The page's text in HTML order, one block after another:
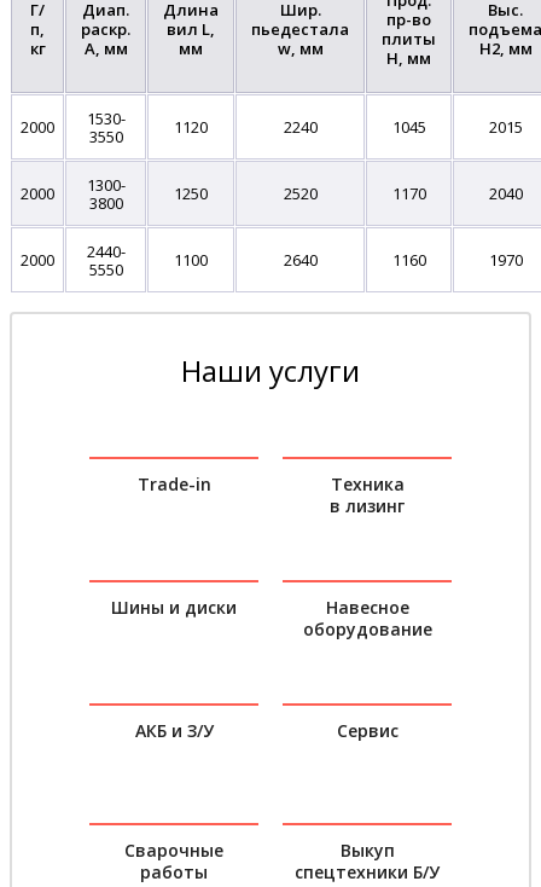
Г/
п,
кг
Диап.
раскр.
A, мм
Длина
вил L,
мм
Шир.
пьедестала
w, мм
пр-во
плиты
H, мм
Выс.
подъема
H2, мм
2000
1530-
3550
1120 2240 1045 2015
2000
1300-
3800
1250 2520 1170 2040
2000
2440-
5550
1100 2640 1160 1970
Наши услуги
Trade-in
Техника
в лизинг
Шины и диски
Навесное
оборудование
АКБ и З/У Сервис
Сварочные
работы
Выкуп
спецтехники Б/У